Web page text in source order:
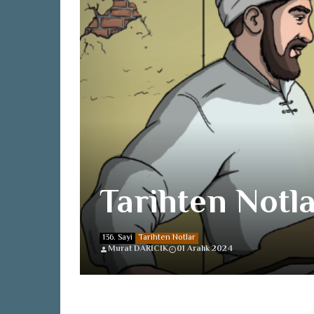
Tarihten
136. Sayi Tarihten Notlar
Murat DARICIK
01 Aralık 2024